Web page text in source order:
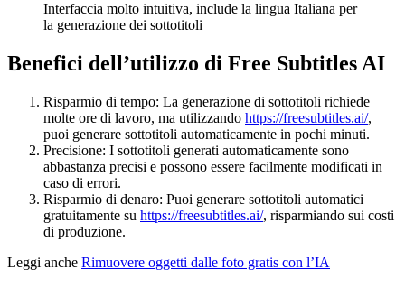
Interfaccia molto intuitiva, include la lingua Italiana per
la generazione dei sottotitoli
Benefici dell’utilizzo di Free Subtitles AI
Risparmio di tempo: La generazione di sottotitoli richiede
molte ore di lavoro, ma utilizzando https://freesubtitles.ai/,
puoi generare sottotitoli automaticamente in pochi minuti.
Precisione: I sottotitoli generati automaticamente sono
abbastanza precisi e possono essere facilmente modificati in
caso di errori.
Risparmio di denaro: Puoi generare sottotitoli automatici
gratuitamente su https://freesubtitles.ai/, risparmiando sui costi
di produzione.
Leggi anche Rimuovere oggetti dalle foto gratis con l’IA